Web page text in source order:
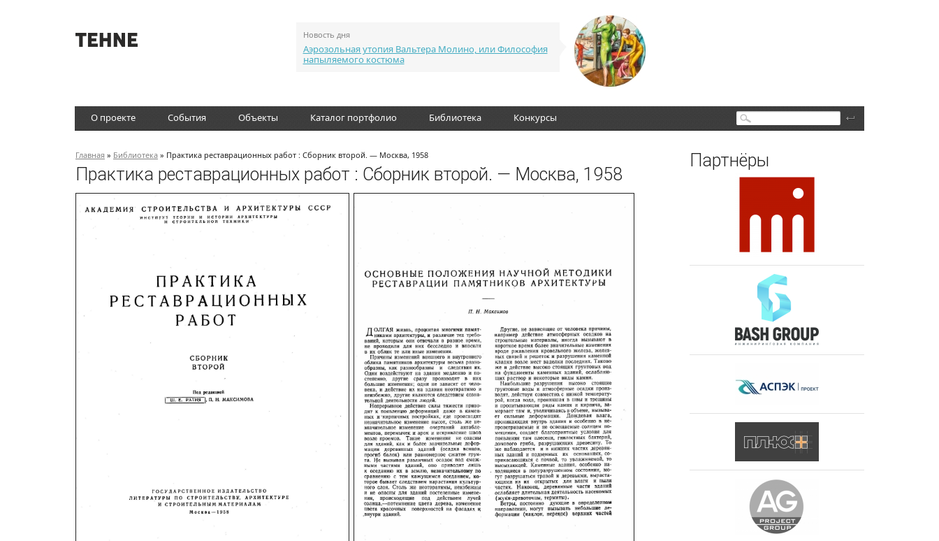
Новость дня
Аэрозольная утопия Вальтера Молино, или Философия
напыляемого костюма
О проекте События Объекты Каталог портфолио Библиотека Конкурсы Поиск
Главная » Библиотека » Практика реставрационных работ : Сборник второй. — Москва, 1958
Практика реставрационных работ : Сборник второй. — Москва, 1958
Партнёры